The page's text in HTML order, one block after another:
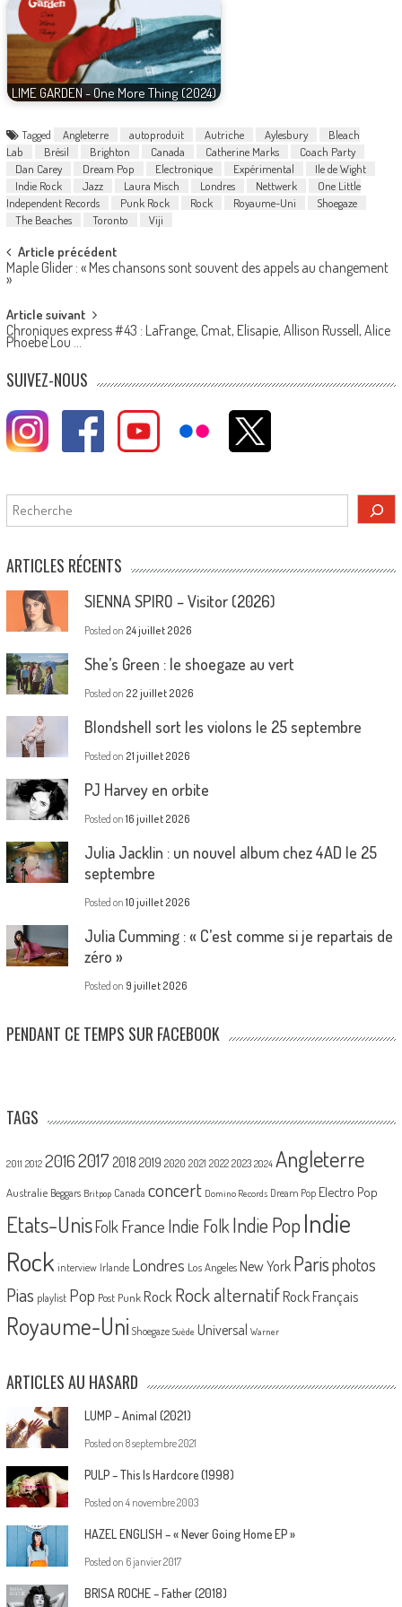
LIME GARDEN - One More Thing (2024)
Tagged Angleterre autoproduit Autriche Aylesbury
Bleach
Lab
Brésil Brighton Canada Catherine Marks
Coach Party
Dan Carey
Dream Pop Electronique Expérimental
Ile de Wight
Indie Rock
Jazz Laura Misch Londres Nettwerk
One Little
Independent Records
Punk Rock Rock Royaume-Uni
Shoegaze
The Beaches
Toronto Viji
Post
navigation
Article précédent
Maple Glider : « Mes chansons sont souvent des appels au changement
»
Article suivant
Chroniques express #43 : LaFrange, Cmat, Elisapie, Allison Russell, Alice
Phoebe Lou …
SUIVEZ-NOUS
Rechercher
ARTICLES RÉCENTS
SIENNA SPIRO – Visitor (2026)
Posted on 24 juillet 2026
She’s Green : le shoegaze au vert
Posted on 22 juillet 2026
Blondshell sort les violons le 25 septembre
Posted on 21 juillet 2026
PJ Harvey en orbite
Posted on 16 juillet 2026
Julia Jacklin : un nouvel album chez 4AD le 25
septembre
Posted on 10 juillet 2026
Julia Cumming : « C’est comme si je repartais de
zéro »
Posted on 9 juillet 2026
PENDANT CE TEMPS SUR FACEBOOK
TAGS
2011 2012 20162017 2018 2019 2020 2021 2022 2023 2024 Angleterre
Australie Beggars Britpop Canada concert Domino Records Dream Pop Electro Pop
Etats-UnisFolk France Indie Folk Indie PopIndie
Rock interview Irlande Londres Los Angeles New York Parisphotos
Pias playlist Pop Post Punk Rock Rock alternatif Rock Français
Royaume-Uni Shoegaze Suède Universal Warner
ARTICLES AU HASARD
LUMP – Animal (2021)
Posted on 8 septembre 2021
PULP – This Is Hardcore (1998)
Posted on 4 novembre 2003
HAZEL ENGLISH – « Never Going Home EP »
Posted on 6 janvier 2017
BRISA ROCHE – Father (2018)